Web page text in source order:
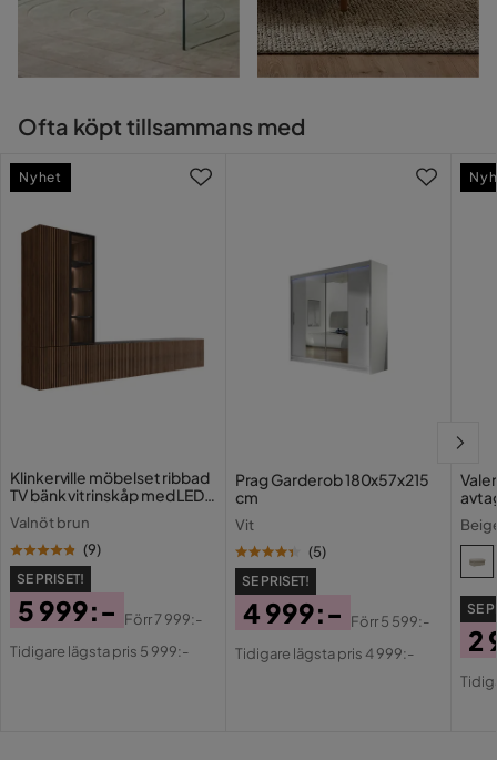
Ofta köpt tillsammans med
Klinkerville möbelset ribbad
TV bänk vitrinskåp med LED
belysning vägghängd -
golvstående 260 cm
Valnöt brun
(9)
SE PRISET!
Pris
5 999:-
Original
Förr7 999:-
Tidigare lägsta pris 5 999:-
Nyhet
Prag Garderob 180x57x215
cm
Vit
(5)
SE PRISET!
Pris
4 999:-
Original
Förr5 599:-
Tidigare lägsta pris 4 999:-
SE
2